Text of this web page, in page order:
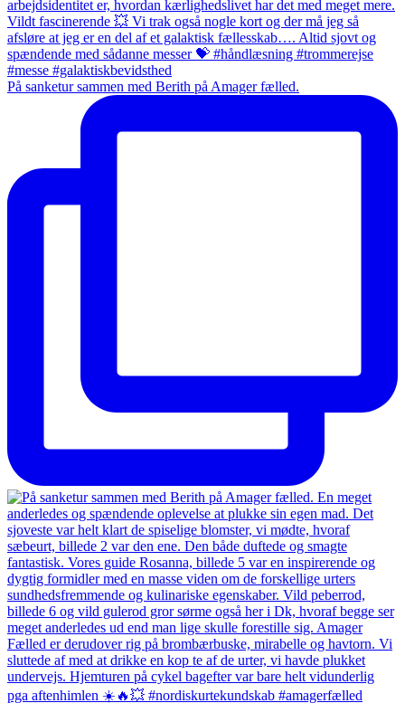
På sanketur sammen med Berith på Amager fælled.